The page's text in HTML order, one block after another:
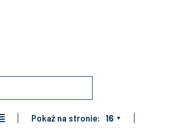
Pokaż na stronie: 16